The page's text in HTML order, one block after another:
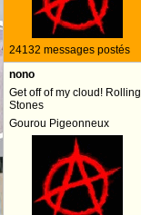
24132 messages postés
nono
Get off of my cloud! Rolling
Stones
Gourou Pigeonneux